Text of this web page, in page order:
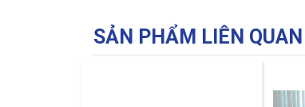
SẢN PHẨM LIÊN QUAN